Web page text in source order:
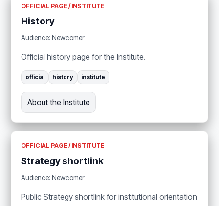
OFFICIAL PAGE / INSTITUTE
History
Audience: Newcomer
Official history page for the Institute.
official history institute
About the Institute
OFFICIAL PAGE / INSTITUTE
Strategy shortlink
Audience: Newcomer
Public Strategy shortlink for institutional orientation